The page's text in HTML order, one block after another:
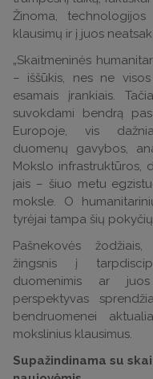
Žinoma, technologijos
klausimų ir į juos
„Skaitmeninės
– iššūkis, nes ne
esamais įrankiais.
suvokdami bendrą
Europoje, vis
duomenų gavybos,
Mokslo infrastruktūros,
jais – šiuo metu
moksle. O
tyrėjai tampa šių
Pašnekovės
žingsnis į
duomenimis ar
perspektyvas
bendruomenei
mokslinius klausimus.
Supažindinama su